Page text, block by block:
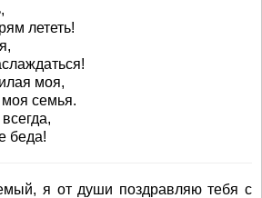
лететь!
моя,
семья.
беда!
я от души поздравляю тебя с